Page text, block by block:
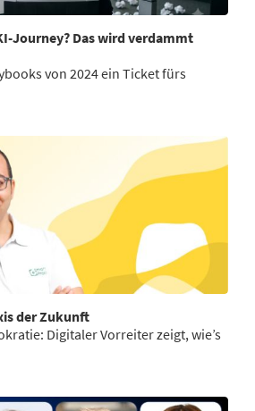
Journey? Das wird verdammt
von 2024 ein Ticket fürs
der Zukunft
Digitaler Vorreiter zeigt, wie’s